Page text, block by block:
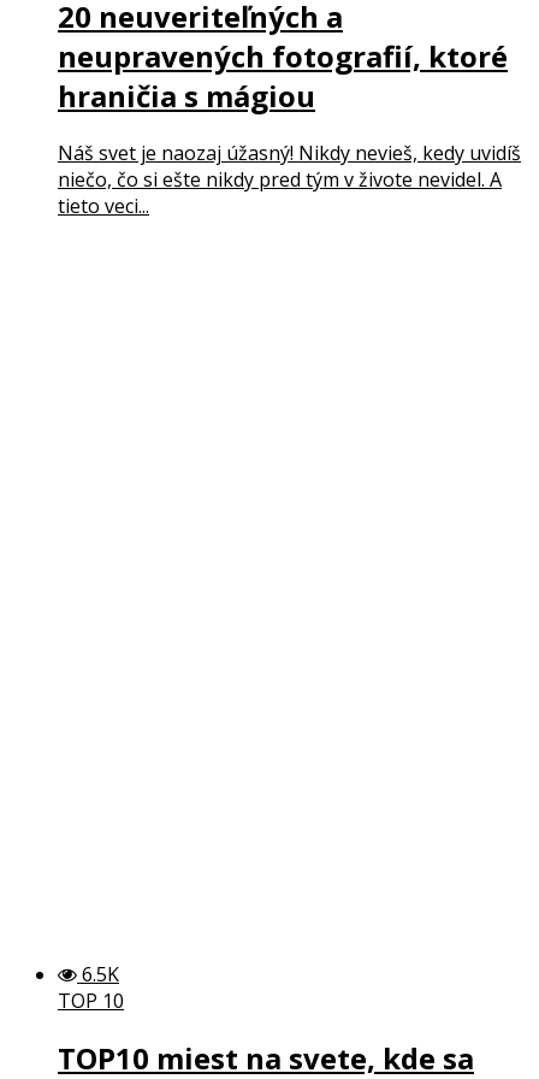
20 neuveriteľných a
neupravených fotografií, ktoré
hraničia s mágiou
Náš svet je naozaj úžasný! Nikdy nevieš, kedy uvidíš
niečo, čo si ešte nikdy pred tým v živote nevidel. A
tieto veci...
6.5K
TOP 10
TOP10 miest na svete, kde sa